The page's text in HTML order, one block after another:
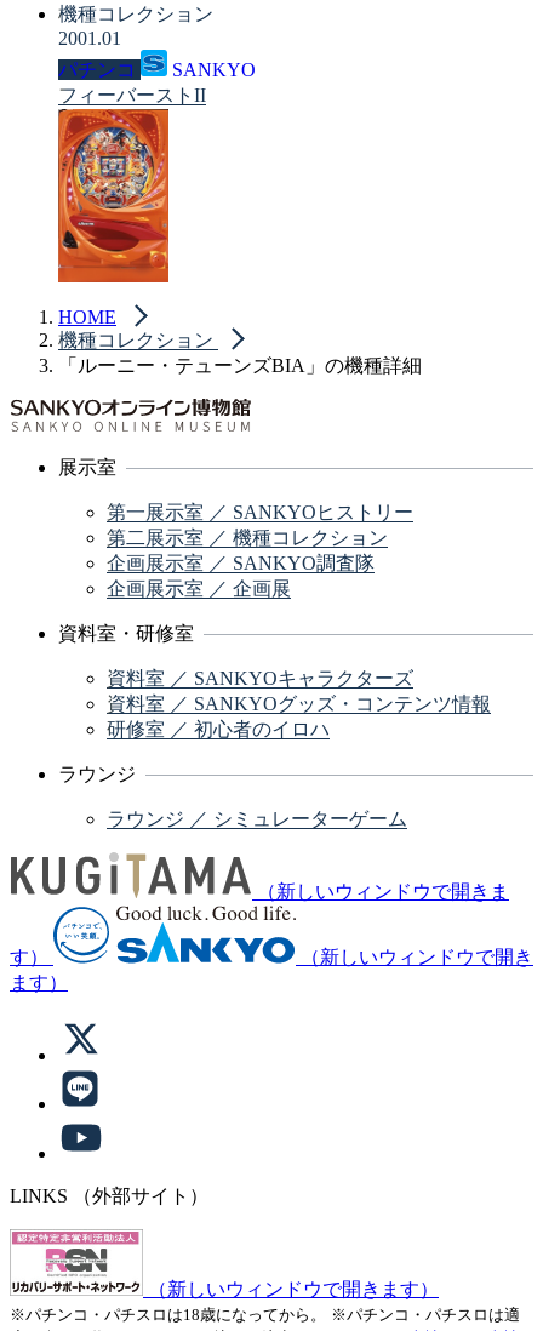
機種コレクション
2001.01
パチンコ
SANKYO
フィーバーストII
HOME
機種コレクション
「ルーニー・テューンズBIA」の機種詳細
展示室
第一展示室 ／ SANKYOヒストリー
第二展示室 ／ 機種コレクション
企画展示室 ／ SANKYO調査隊
企画展示室 ／ 企画展
資料室・研修室
資料室 ／ SANKYOキャラクターズ
資料室 ／ SANKYOグッズ・コンテンツ情報
研修室 ／ 初心者のイロハ
ラウンジ
ラウンジ ／ シミュレーターゲーム
（新しいウィンドウで開きま
す）
（新しいウィンドウで開き
ます）
LINKS （外部サイト）
（新しいウィンドウで開きます）
※パチンコ・パチスロは18歳になってから。
※パチンコ・パチスロは適